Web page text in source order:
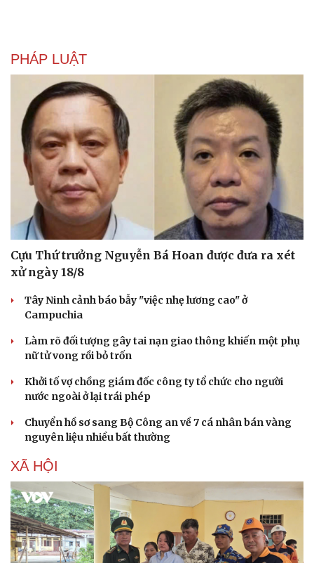
PHÁP LUẬT
Cựu Thứ trưởng Nguyễn Bá Hoan được đưa ra xét
xử ngày 18/8
Tây Ninh cảnh báo bẫy "việc nhẹ lương cao" ở
Campuchia
Làm rõ đối tượng gây tai nạn giao thông khiến một phụ
nữ tử vong rồi bỏ trốn
Khởi tố vợ chồng giám đốc công ty tổ chức cho người
nước ngoài ở lại trái phép
Chuyển hồ sơ sang Bộ Công an về 7 cá nhân bán vàng
nguyên liệu nhiều bất thường
XÃ HỘI